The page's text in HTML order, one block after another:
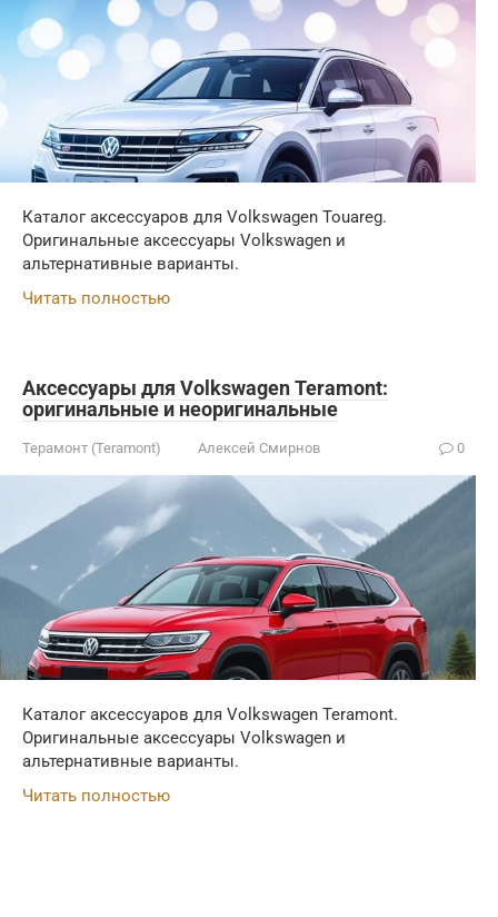
Каталог аксессуаров для Volkswagen Touareg.
Оригинальные аксессуары Volkswagen и
альтернативные варианты.
Читать полностью
Аксессуары для Volkswagen Teramont:
оригинальные и неоригинальные
Терамонт (Teramont) Алексей Смирнов 0
Каталог аксессуаров для Volkswagen Teramont.
Оригинальные аксессуары Volkswagen и
альтернативные варианты.
Читать полностью